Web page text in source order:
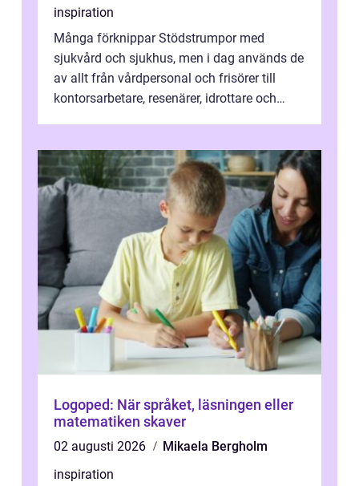
inspiration
Många förknippar Stödstrumpor med
sjukvård och sjukhus, men i dag används de
av allt från vårdpersonal och frisörer till
kontorsarbetare, resenärer, idrottare och
Logoped: När språket, läsningen eller
matematiken skaver
02 augusti 2026
Mikaela Bergholm
inspiration